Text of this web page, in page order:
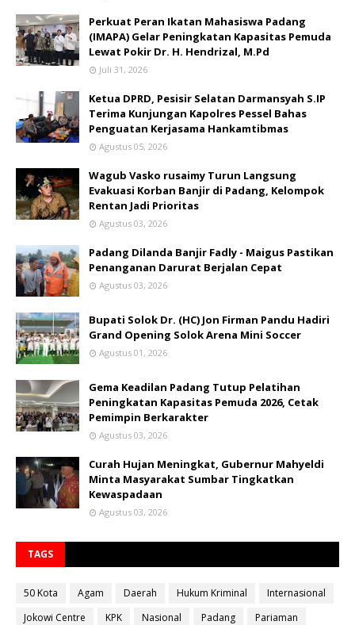
Perkuat Peran Ikatan Mahasiswa Padang
(IMAPA) Gelar Peningkatan Kapasitas Pemuda
Lewat Pokir Dr. H. Hendrizal, M.Pd
Juli 31, 2026
Ketua DPRD, Pesisir Selatan Darmansyah S.IP
Terima Kunjungan Kapolres Pessel Bahas
Penguatan Kerjasama Hankamtibmas
Agustus 05, 2026
Wagub Vasko rusaimy Turun Langsung
Evakuasi Korban Banjir di Padang, Kelompok
Rentan Jadi Prioritas
Agustus 03, 2026
Padang Dilanda Banjir Fadly - Maigus Pastikan
Penanganan Darurat Berjalan Cepat
Agustus 03, 2026
Bupati Solok Dr. (HC) Jon Firman Pandu Hadiri
Grand Opening Solok Arena Mini Soccer
Agustus 01, 2026
Gema Keadilan Padang Tutup Pelatihan
Peningkatan Kapasitas Pemuda 2026, Cetak
Pemimpin Berkarakter
Agustus 03, 2026
Curah Hujan Meningkat, Gubernur Mahyeldi
Minta Masyarakat Sumbar Tingkatkan
Kewaspadaan
Agustus 03, 2026
TAGS
50 Kota Agam Daerah Hukum Kriminal
Internasional
Jokowi Centre
KPK Nasional Padang Pariaman